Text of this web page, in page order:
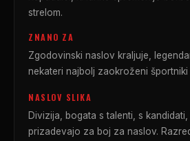
strelom.
ZNANO ZA
Zgodovinski naslov kraljuje,
nekateri najbolj zaokroženi
NASLOV SLIKA
Divizija, bogata s talenti, s
prizadevajo za boj za naslov.